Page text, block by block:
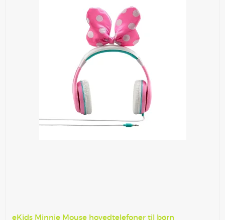
eKids Minnie Mouse hovedtelefoner til børn